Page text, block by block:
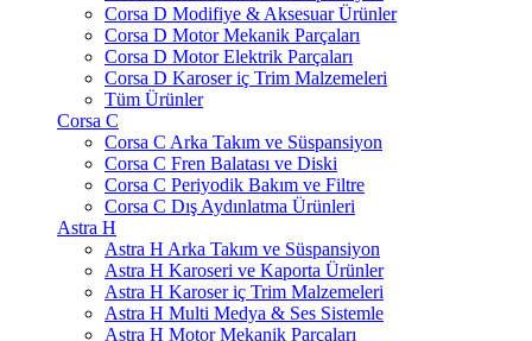
Corsa D Modifiye & Aksesuar Ürünler
Corsa D Motor Mekanik Parçaları
Corsa D Motor Elektrik Parçaları
Corsa D Karoser iç Trim Malzemeleri
Tüm Ürünler
Corsa C
Corsa C Arka Takım ve Süspansiyon
Corsa C Fren Balatası ve Diski
Corsa C Periyodik Bakım ve Filtre
Corsa C Dış Aydınlatma Ürünleri
Astra H
Astra H Arka Takım ve Süspansiyon
Astra H Karoseri ve Kaporta Ürünler
Astra H Karoser iç Trim Malzemeleri
Astra H Multi Medya & Ses Sistemle
Astra H Motor Mekanik Parçaları